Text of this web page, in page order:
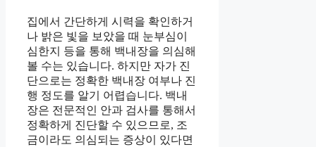
집에서 간단하게 시력을 확인하거
나 밝은 빛을 보았을 때 눈부심이
심한지 등을 통해 백내장을 의심해
볼 수는 있습니다. 하지만 자가 진
단으로는 정확한 백내장 여부나 진
행 정도를 알기 어렵습니다. 백내
장은 전문적인 안과 검사를 통해서
정확하게 진단할 수 있으므로, 조
금이라도 의심되는 증상이 있다면